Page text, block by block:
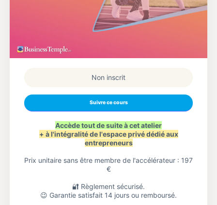
Non inscrit
Suivre ce cours
Accède tout de suite à cet atelier
+ à l'intégralité de l'espace privé dédié aux
entrepreneurs
Prix unitaire sans être membre de l'accélérateur : 197
€
🔐 Règlement sécurisé.
😉 Garantie satisfait 14 jours ou remboursé.